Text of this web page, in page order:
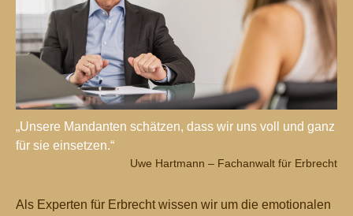
Als Experten für Erbrecht wissen wir um die emotionalen
„Unsere Mandanten schätzen, dass wir uns voll und ganz
für sie einsetzen.“
Uwe Hartmann – Fachanwalt für Erbrecht